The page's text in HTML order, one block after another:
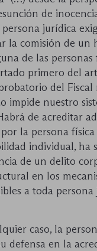
de
jurídica
la comisión de un
de las personas
primero del
del Fiscal
impide nuestro
de acreditar
la persona
individual, ha
de un delito
en los
a toda persona
caso, la
defensa en la